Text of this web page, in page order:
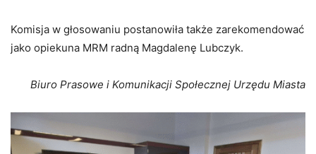
Komisja w głosowaniu postanowiła także zarekomendować
jako opiekuna MRM radną Magdalenę Lubczyk.
Biuro Prasowe i Komunikacji Społecznej Urzędu Miasta